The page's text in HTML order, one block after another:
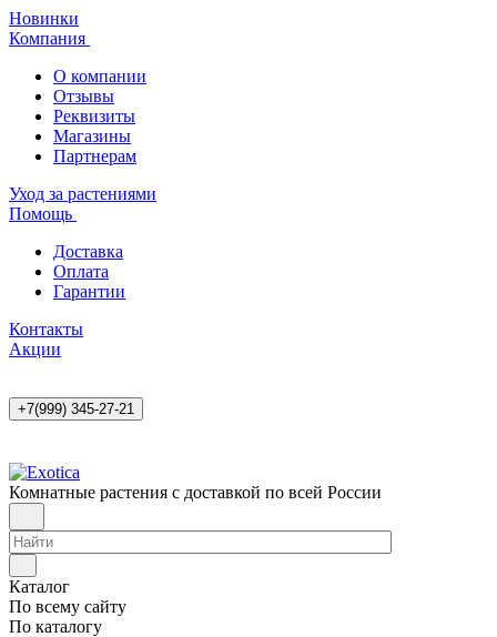
Новинки
Компания
О компании
Отзывы
Реквизиты
Магазины
Партнерам
Уход за растениями
Помощь
Доставка
Оплата
Гарантии
Контакты
Акции
+7(999) 345-27-21
Комнатные растения с доставкой по всей России
Каталог
По всему сайту
По каталогу